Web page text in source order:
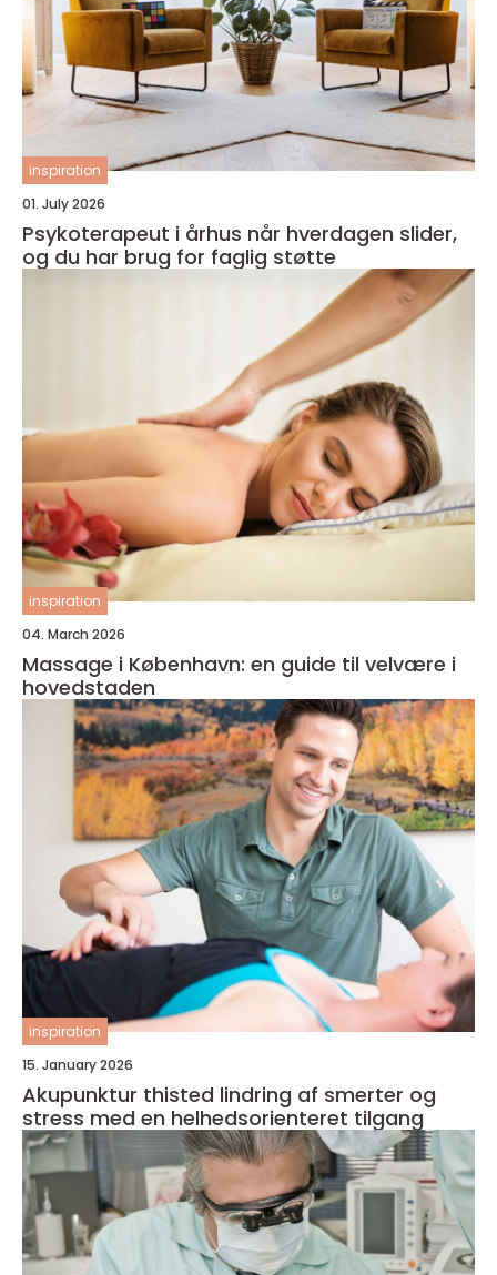
inspiration
01. July 2026
Psykoterapeut i århus når hverdagen slider,
og du har brug for faglig støtte
inspiration
04. March 2026
Massage i København: en guide til velvære i
hovedstaden
inspiration
15. January 2026
Akupunktur thisted lindring af smerter og
stress med en helhedsorienteret tilgang